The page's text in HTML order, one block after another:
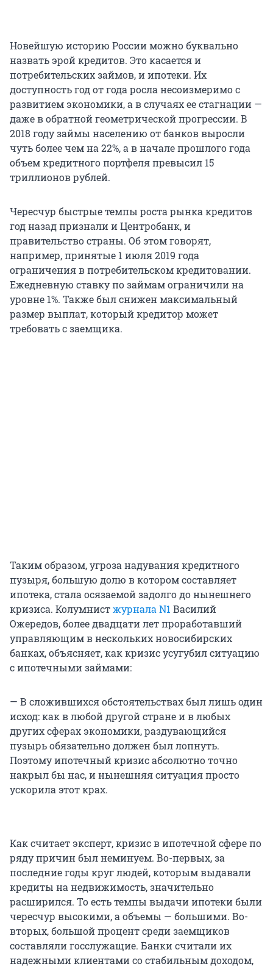
Новейшую историю России можно буквально
назвать эрой кредитов. Это касается и
потребительских займов, и ипотеки. Их
доступность год от года росла несоизмеримо с
развитием экономики, а в случаях ее стагнации —
даже в обратной геометрической прогрессии. В
2018 году займы населению от банков выросли
чуть более чем на 22%, а в начале прошлого года
объем кредитного портфеля превысил 15
триллионов рублей.
Чересчур быстрые темпы роста рынка кредитов
год назад признали и Центробанк, и
правительство страны. Об этом говорят,
например, принятые 1 июля 2019 года
ограничения в потребительском кредитовании.
Ежедневную ставку по займам ограничили на
уровне 1%. Также был снижен максимальный
размер выплат, который кредитор может
требовать с заемщика.
Таким образом, угроза надувания кредитного
пузыря, большую долю в котором составляет
ипотека, стала осязаемой задолго до нынешнего
кризиса. Колумнистжурнала N1 Василий
Ожередов, более двадцати лет проработавший
управляющим в нескольких новосибирских
банках, объясняет, как кризис усугубил ситуацию
с ипотечными займами:
— В сложившихся обстоятельствах был лишь один
исход: как в любой другой стране и в любых
других сферах экономики, раздувающийся
пузырь обязательно должен был лопнуть.
Поэтому ипотечный кризис абсолютно точно
накрыл бы нас, и нынешняя ситуация просто
ускорила этот крах.
Как считает эксперт, кризис в ипотечной сфере по
ряду причин был неминуем. Во-первых, за
последние годы круг людей, которым выдавали
кредиты на недвижимость, значительно
расширился. То есть темпы выдачи ипотеки были
чересчур высокими, а объемы — большими. Во-
вторых, большой процент среди заемщиков
составляли госслужащие. Банки считали их
надежными клиентами со стабильным доходом,